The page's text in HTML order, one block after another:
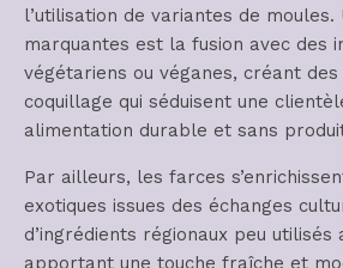
l’utilisation de variantes de moules.
marquantes est la fusion avec des
végétariens ou véganes, créant
coquillage qui séduisent une
alimentation durable et sans
Par ailleurs, les farces
exotiques issues des échanges
d’ingrédients régionaux peu utilisés
apportant une touche fraîche et